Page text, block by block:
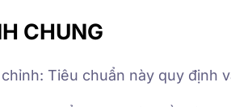
CHUNG
chỉnh: Tiêu chuẩn này quy định